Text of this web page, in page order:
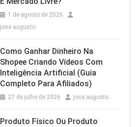
1 de agosto de 2026
jose augusto
Como Ganhar Dinheiro Na
Shopee Criando Vídeos Com
Inteligência Artificial (Guia
Completo Para Afiliados)
27 de julho de 2026 jose augusto
Produto Físico Ou Produto